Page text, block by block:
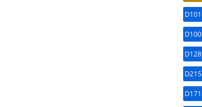
D101
D100
D128
D215
D171